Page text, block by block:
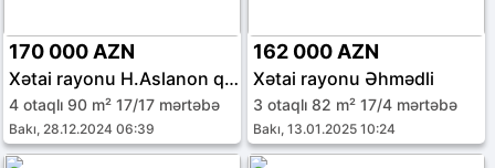
170 000 AZN
Xətai rayonu H.Aslanon qəs.
4 otaqlı 90 m² 17/17 mərtəbə
Bakı, 28.12.2024 06:39
162 000 AZN
Xətai rayonu Əhmədli
3 otaqlı 82 m² 17/4 mərtəbə
Bakı, 13.01.2025 10:24